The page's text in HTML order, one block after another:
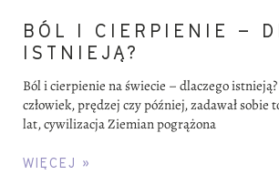
BÓL I CIERPIENIE –
ISTNIEJĄ?
Ból i cierpienie na świecie – dlaczego
człowiek, prędzej czy później, zadawał sobie
lat, cywilizacja Ziemian pogrążona
WIĘCEJ »